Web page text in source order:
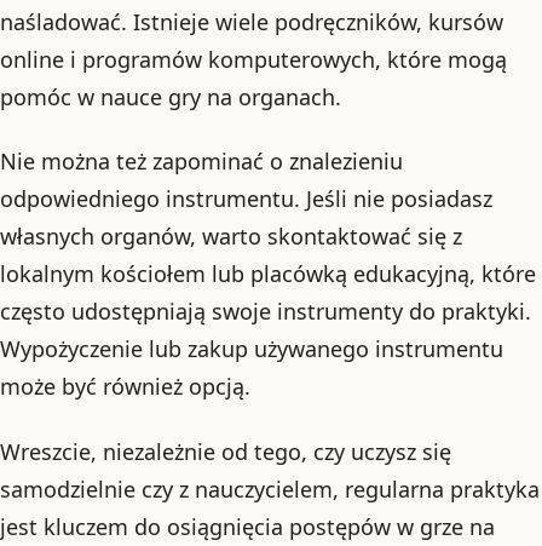
naśladować. Istnieje wiele podręczników, kursów
online i programów komputerowych, które mogą
pomóc w nauce gry na organach.
Nie można też zapominać o znalezieniu
odpowiedniego instrumentu. Jeśli nie posiadasz
własnych organów, warto skontaktować się z
lokalnym kościołem lub placówką edukacyjną, które
często udostępniają swoje instrumenty do praktyki.
Wypożyczenie lub zakup używanego instrumentu
może być również opcją.
Wreszcie, niezależnie od tego, czy uczysz się
samodzielnie czy z nauczycielem, regularna praktyka
jest kluczem do osiągnięcia postępów w grze na